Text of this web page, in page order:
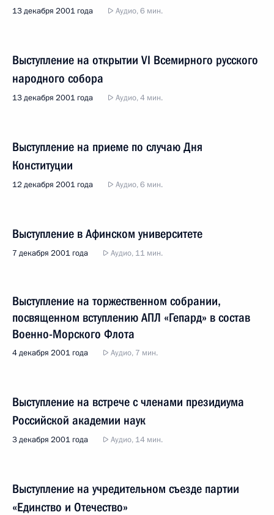
13 декабря 2001 года Аудио, 6 мин.
Выступление на открытии VI Всемирного русского
народного собора
13 декабря 2001 года Аудио, 4 мин.
Выступление на приеме по случаю Дня
Конституции
12 декабря 2001 года Аудио, 6 мин.
Выступление в Афинском университете
7 декабря 2001 года Аудио, 11 мин.
Выступление на торжественном собрании,
посвященном вступлению АПЛ «Гепард» в состав
Военно-Морского Флота
4 декабря 2001 года Аудио, 7 мин.
Выступление на встрече с членами президиума
Российской академии наук
3 декабря 2001 года Аудио, 14 мин.
Выступление на учредительном съезде партии
«Единство и Отечество»